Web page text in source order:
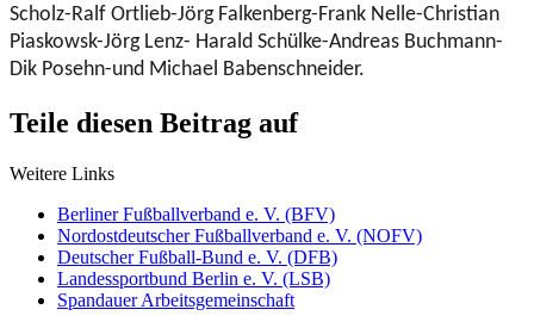
Scholz-Ralf Ortlieb-Jörg Falkenberg-Frank Nelle-Christian
Piaskowsk-Jörg Lenz- Harald Schülke-Andreas Buchmann-
Dik Posehn-und Michael Babenschneider.
Teile diesen Beitrag auf
Weitere Links
Berliner Fußballverband e. V. (BFV)
Nordostdeutscher Fußballverband e. V. (NOFV)
Deutscher Fußball-Bund e. V. (DFB)
Landessportbund Berlin e. V. (LSB)
Spandauer Arbeitsgemeinschaft